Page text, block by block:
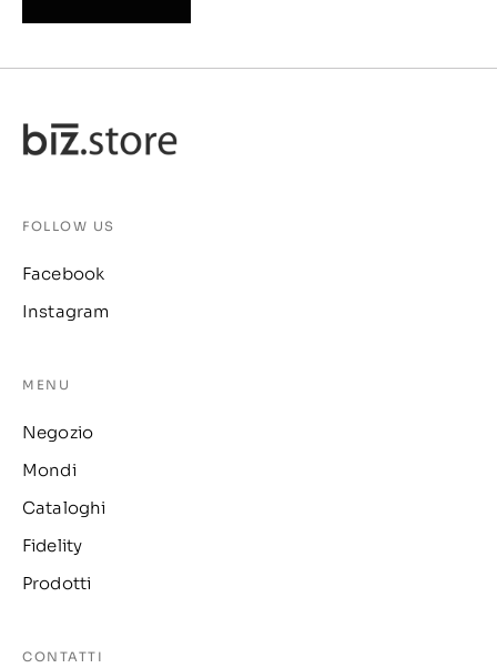
FOLLOW US
Facebook
Instagram
MENU
Negozio
Mondi
Cataloghi
Fidelity
Prodotti
CONTATTI